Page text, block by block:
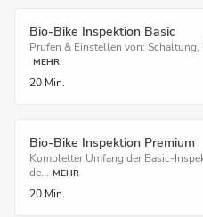
Bio-Bike Inspektion Basic
Prüfen & Einstellen von: Schaltung,
MEHR
20 Min.
Bio-Bike Inspektion Premium
Kompletter Umfang der Basic-
de... MEHR
20 Min.